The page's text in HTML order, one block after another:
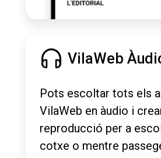
VilaWeb
Pots escoltar tots els
VilaWeb en àudio i
reproducció per a
cotxe o mentre